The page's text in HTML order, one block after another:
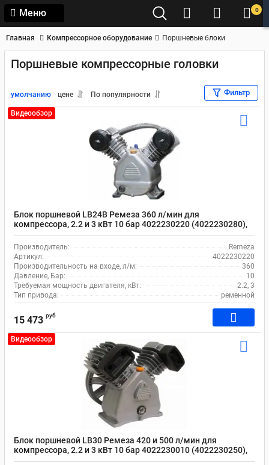
Меню 0
Главная Компрессорное оборудование Поршневые блоки
Поршневые компрессорные головки
умолчанию цене По популярности Фильтр
Видеообзор
Блок поршневой LB24B Ремеза 360 л/мин для
компрессора, 2.2 и 3 кВт 10 бар 4022230220 (4022230280),
масляный
Производитель:
Remeza
Артикул:
4022230220
Производительность на входе, л/м:
360
Давление, Бар:
10
Требуемая мощность двигателя, кВт:
2.2, 3
Тип привода:
ременной
15 473 руб
Видеообзор
Блок поршневой LB30 Ремеза 420 и 500 л/мин для
компрессора, 2.2 и 3 кВт 10 бар 4022230010 (4022230250),
масляный